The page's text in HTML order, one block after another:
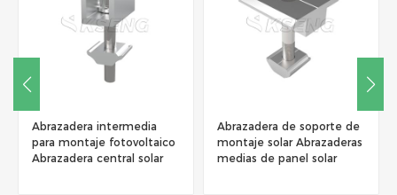
Abrazadera intermedia
para montaje fotovoltaico
Abrazadera central solar
Abrazadera de soporte de
montaje solar Abrazaderas
medias de panel solar